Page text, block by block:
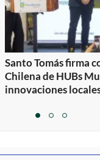
Santo Tomás firma
Chilena de HUBs
innovaciones
itemitemitem